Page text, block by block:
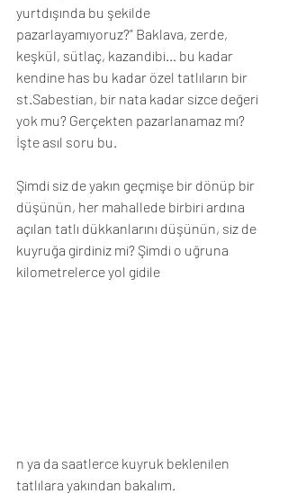
yurtdışında bu şekilde
pazarlayamıyoruz?” Baklava, zerde,
keşkül, sütlaç, kazandibi… bu kadar
kendine has bu kadar özel tatlıların bir
st.Sabestian, bir nata kadar sizce değeri
yok mu? Gerçekten pazarlanamaz mı?
İşte asıl soru bu.
Şimdi siz de yakın geçmişe bir dönüp bir
düşünün, her mahallede birbiri ardına
açılan tatlı dükkanlarını düşünün, siz de
kuyruğa girdiniz mi? Şimdi o uğruna
kilometrelerce yol gidile
n ya da saatlerce kuyruk beklenilen
tatlılara yakından bakalım.